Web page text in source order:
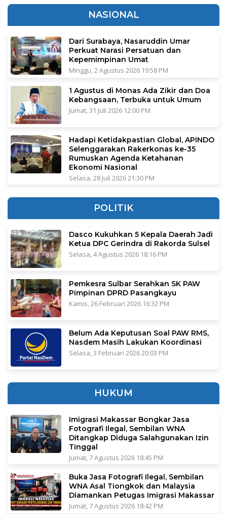
NASIONAL
Dari Surabaya, Nasaruddin Umar
Perkuat Narasi Persatuan dan
Kepemimpinan Umat
Minggu, 2 Agustus 2026 19:58 PM
1 Agustus di Monas Ada Zikir dan Doa
Kebangsaan, Terbuka untuk Umum
Jumat, 31 Juli 2026 12:00 PM
Hadapi Ketidakpastian Global, APINDO
Selenggarakan Rakerkonas ke-35
Rumuskan Agenda Ketahanan
Ekonomi Nasional
Selasa, 28 Juli 2026 21:30 PM
POLITIK
Dasco Kukuhkan 5 Kepala Daerah Jadi
Ketua DPC Gerindra di Rakorda Sulsel
Selasa, 4 Agustus 2026 18:16 PM
Pemkesra Sulbar Serahkan SK PAW
Pimpinan DPRD Pasangkayu
Kamis, 26 Februari 2026 16:32 PM
Belum Ada Keputusan Soal PAW RMS,
Nasdem Masih Lakukan Koordinasi
Selasa, 3 Februari 2026 20:03 PM
HUKUM
Imigrasi Makassar Bongkar Jasa
Fotografi Ilegal, Sembilan WNA
Ditangkap Diduga Salahgunakan Izin
Tinggal
Jumat, 7 Agustus 2026 18:45 PM
Buka Jasa Fotografi Ilegal, Sembilan
WNA Asal Tiongkok dan Malaysia
Diamankan Petugas Imigrasi Makassar
Jumat, 7 Agustus 2026 18:42 PM